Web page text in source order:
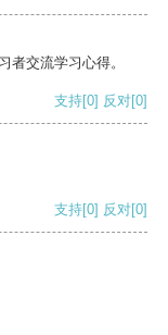
者交流学习心得。
支持[0] 反对[0]
支持[0] 反对[0]